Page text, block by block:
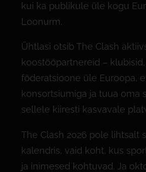
kui ka publikule üle kogu
Loonurm.
Ühtlasi otsib The Clash
koostööpartnereid –
föderatsioone üle Euroopa,
konsortsiumiga ja tuua oma
sellele kiiresti kasvavale
The Clash 2026 pole lihtsalt
kalendris, vaid koht, kus
ja inimesed kohtuvad. Ja